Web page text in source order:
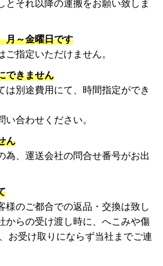
とそれ以降の運搬をお願い致しま
月～金曜日です
指定いただけません。
できません
は別途費用にて、時間指定ができ
合わせください。
ん
為、運送会社の問合せ番号がお出
様のご都合での返品・交換は致し
からの受け渡し時に、へこみや傷
お受け取りにならず当社までご連